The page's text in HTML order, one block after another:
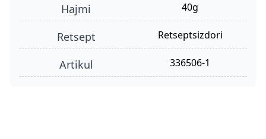
hajmi 40g
retsept retseptsizdori
Artikul 336506-1